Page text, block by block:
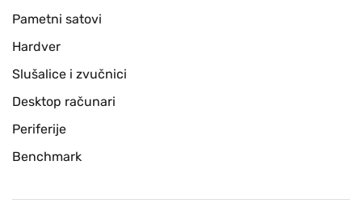
Pametni satovi
Hardver
Slušalice i zvučnici
Desktop računari
Periferije
Benchmark